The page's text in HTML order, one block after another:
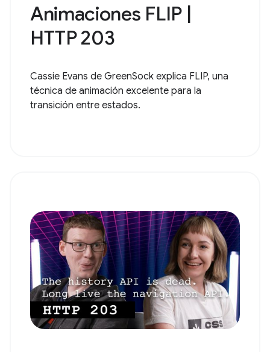
Animaciones FLIP |
HTTP 203
Cassie Evans de GreenSock explica FLIP, una
técnica de animación excelente para la
transición entre estados.